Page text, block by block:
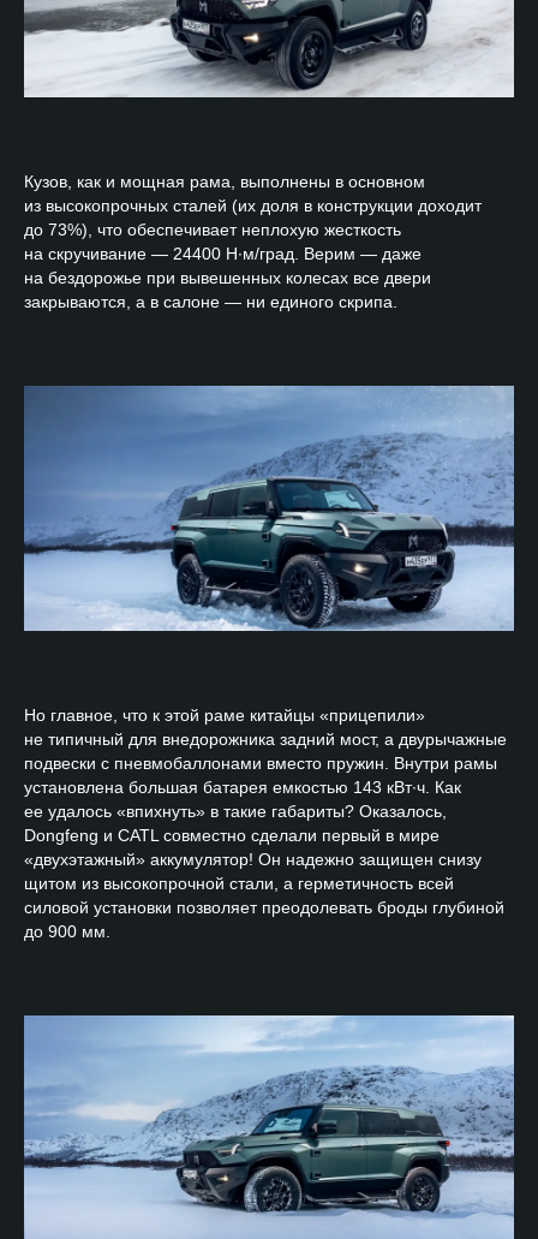
Кузов, как и мощная рама, выполнены в основном
из высокопрочных сталей (их доля в конструкции доходит
до 73%), что обеспечивает неплохую жесткость
на скручивание — 24400 Н∙м/град. Верим — даже
на бездорожье при вывешенных колесах все двери
закрываются, а в салоне — ни единого скрипа.
Но главное, что к этой раме китайцы «прицепили»
не типичный для внедорожника задний мост, а двурычажные
подвески с пневмобаллонами вместо пружин. Внутри рамы
установлена большая батарея емкостью 143 кВт∙ч. Как
ее удалось «впихнуть» в такие габариты? Оказалось,
Dongfeng и CATL совместно сделали первый в мире
«двухэтажный» аккумулятор! Он надежно защищен снизу
щитом из высокопрочной стали, а герметичность всей
силовой установки позволяет преодолевать броды глубиной
до 900 мм.